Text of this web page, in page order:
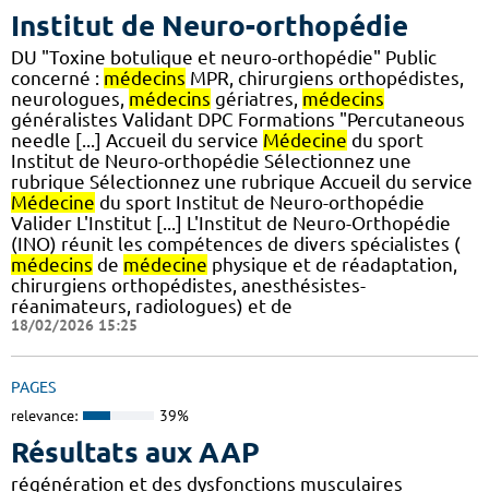
Institut de Neuro-orthopédie
DU "Toxine botulique et neuro-orthopédie" Public
concerné : médecins MPR, chirurgiens orthopédistes,
neurologues, médecins gériatres, médecins
généralistes Validant DPC Formations "Percutaneous
needle [...] Accueil du service Médecine du sport
Institut de Neuro-orthopédie Sélectionnez une
rubrique Sélectionnez une rubrique Accueil du service
Médecine du sport Institut de Neuro-orthopédie
Valider L'Institut [...] L'Institut de Neuro-Orthopédie
(INO) réunit les compétences de divers spécialistes (
médecins de médecine physique et de réadaptation,
chirurgiens orthopédistes, anesthésistes-
réanimateurs, radiologues) et de
18/02/2026 15:25
PAGES
relevance: 39%
Résultats aux AAP
régénération et des dysfonctions musculaires